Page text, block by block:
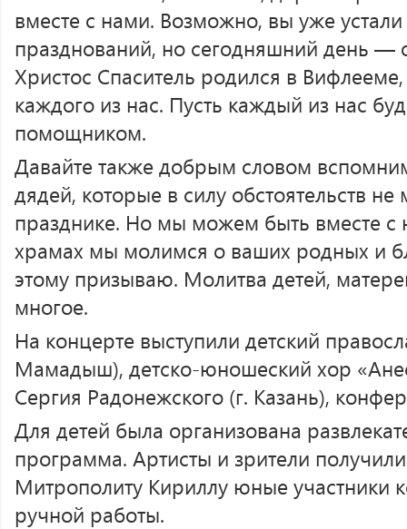
вместе с нами. Возможно, вы уже устали
празднований, но сегодняшний день —
Христос Спаситель родился в
каждого из нас. Пусть каждый из нас
помощником.
Давайте также добрым словом
дядей, которые в силу обстоятельств
празднике. Но мы можем быть вместе с
храмах мы молимся о ваших родных и
этому призываю. Молитва детей,
многое.
На концерте выступили детский
Мамадыш), детско-юношеский хор
Сергия Радонежского (г. Казань),
Для детей была организована
программа. Артисты и зрители
Митрополиту Кириллу юные участники
ручной работы.